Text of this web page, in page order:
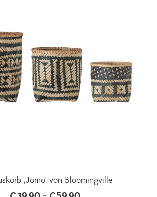
‚Jomo‘ von Bloomingville